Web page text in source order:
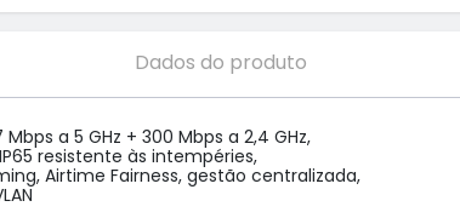
Dados do produto
a 5 GHz + 300 Mbps a 2,4 GHz,
resistente às intempéries,
Airtime Fairness, gestão centralizada,